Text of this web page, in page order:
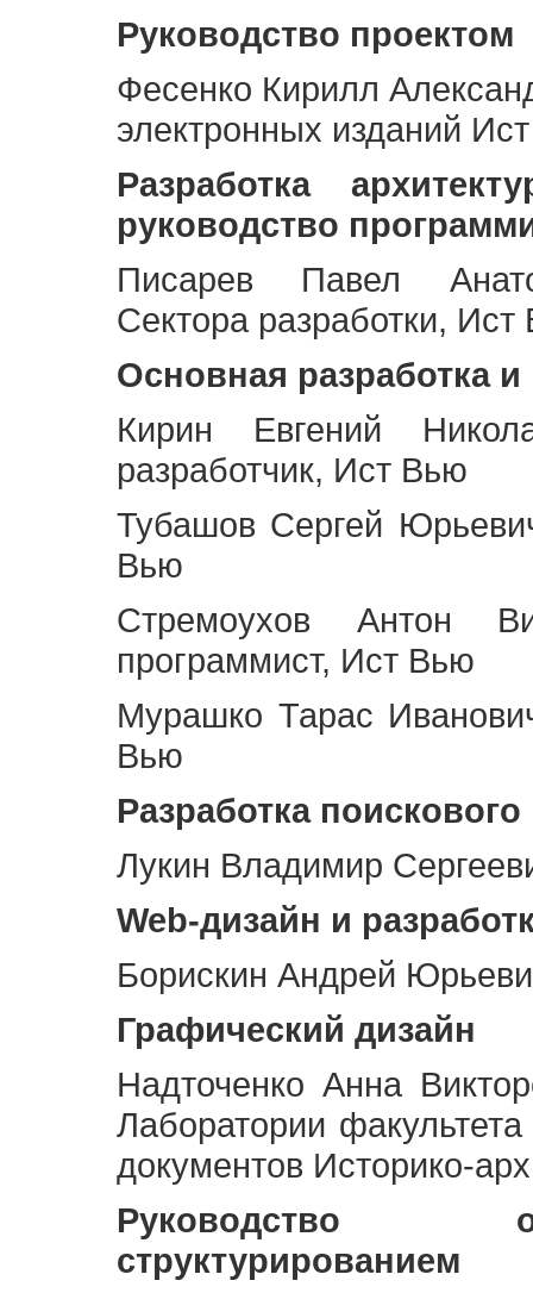
Руководство проектом
Фесенко Кирилл
электронных изданий
Разработка
руководство
Писарев Павел
Сектора разработки,
Основная разработка
Кирин Евгений
разработчик, Ист Вью
Тубашов Сергей
Вью
Стремоухов Антон
программист, Ист Вью
Мурашко Тарас
Вью
Разработка
Лукин Владимир
Web-дизайн и
Борискин Андрей
Графический дизайн
Надточенко Анна
Лаборатории
документов Историко-
Руководство
структурированием